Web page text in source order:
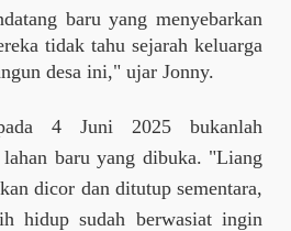
baru yang menyebarkan
tidak tahu sejarah keluarga
desa ini," ujar Jonny.
4 Juni 2025 bukanlah
baru yang dibuka. "Liang
dicor dan ditutup sementara,
hidup sudah berwasiat ingin